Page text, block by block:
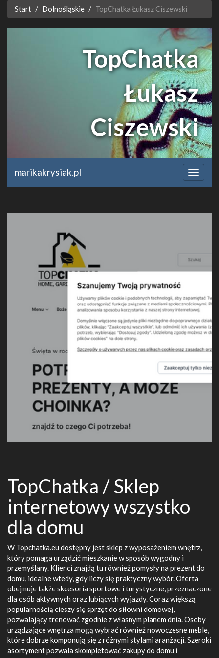
Start Dolnośląskie TopChatka Łukasz Ciszewski
TopChatka
Łukasz
Ciszewski
topchatka.eu
marikakrysiak.pl
TopChatka / Sklep
internetowy wszystko
dla domu
W Topchatka.eu dostępny jest sklep z wyposażeniem wnętrz,
który pomaga urządzić mieszkanie w sposób wygodny i
przemyślany. Klienci znajdą tu również pomysły na prezent do
domu, idealne wtedy, gdy liczy się praktyczny wybór. Oferta
obejmuje także skcesoria sportowe i turystyczne, przeznaczone
dla osób aktywnych oraz lubiących wyjazdy. Coraz większą
popularnością cieszy się sprzęt do siłowni domowej,
pozwalający trenować zgodnie z własnym planem dnia. Osoby
urządzające wnętrza mogą wybrać również nowoczesne meble,
które dobrze komponują się z różnymi stylami aranżacji. Szeroki
asortyment pozwala skompletować zakupy do domu i